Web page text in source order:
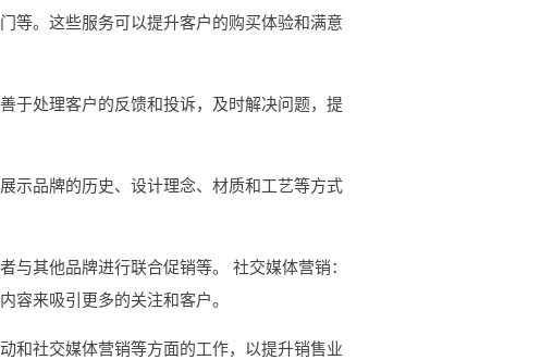
等。这些服务可以提升客户的购买体验和满意
于处理客户的反馈和投诉，及时解决问题，提
示品牌的历史、设计理念、材质和工艺等方式
其他品牌进行联合促销等。 社交媒体营销：
容来吸引更多的关注和客户。
和社交媒体营销等方面的工作，以提升销售业